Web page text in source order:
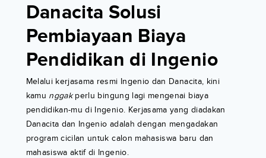
Danacita Solusi
Pembiayaan Biaya
Pendidikan di Ingenio
Melalui kerjasama resmi Ingenio dan Danacita, kini
kamu nggakperlu bingung lagi mengenai biaya
pendidikan-mu di Ingenio. Kerjasama yang diadakan
Danacita dan Ingenio adalah dengan mengadakan
program cicilan untuk calon mahasiswa baru dan
mahasiswa aktif di Ingenio.